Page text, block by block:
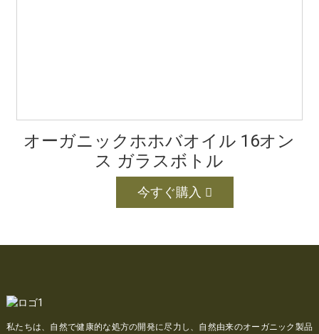
オーガニックホホバオイル 16オン
ス ガラスボトル
今すぐ購入
私たちは、自然で健康的な処方の開発に尽力し、自然由来のオーガニック製品